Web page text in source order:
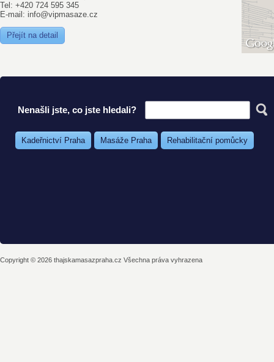
Tel: +420 724 595 345
E-mail: info@vipmasaze.cz
Přejít na detail
Nenašli jste, co jste hledali?
Kadeřnictví Praha Masáže Praha Rehabilitační pomůcky
Copyright © 2026 thajskamasazpraha.cz Všechna práva vyhrazena